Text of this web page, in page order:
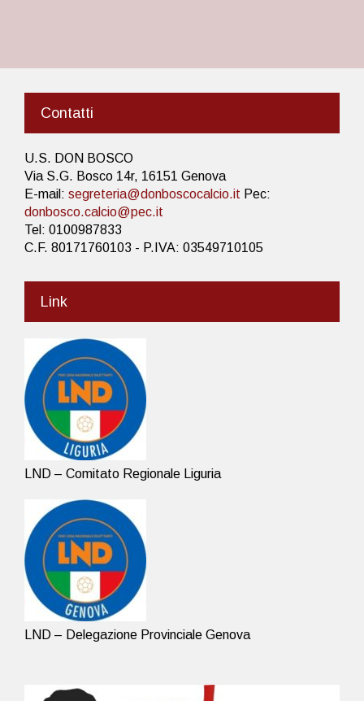
Contatti
U.S. DON BOSCO
Via S.G. Bosco 14r, 16151 Genova
E-mail: segreteria@donboscocalcio.it Pec:
donbosco.calcio@pec.it
Tel: 0100987833
C.F. 80171760103 - P.IVA: 03549710105
Link
LND – Comitato Regionale Liguria
LND – Delegazione Provinciale Genova